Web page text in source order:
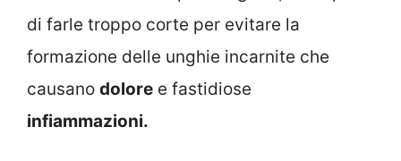
di farle troppo corte per evitare la
formazione delle unghie incarnite che
causano dolore e fastidiose
infiammazioni.